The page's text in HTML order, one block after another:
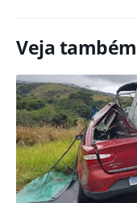
Veja também